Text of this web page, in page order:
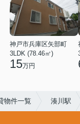
神戸市兵庫区矢部町
3LDK (78.46㎡)
15万円
物件一覧 湊川駅